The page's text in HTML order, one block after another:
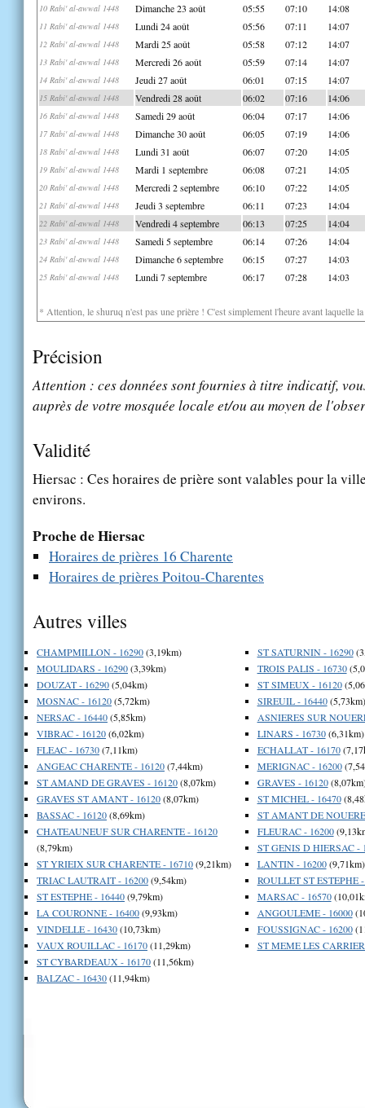
10 Rabi' al-awwal 1448 Dimanche 23 août 05:55 07:10 14:08
11 Rabi' al-awwal 1448 Lundi 24 août 05:56 07:11 14:07
12 Rabi' al-awwal 1448 Mardi 25 août 05:58 07:12 14:07
13 Rabi' al-awwal 1448 Mercredi 26 août 05:59 07:14 14:07
14 Rabi' al-awwal 1448 Jeudi 27 août 06:01 07:15 14:07
15 Rabi' al-awwal 1448 Vendredi 28 août 06:02 07:16 14:06
16 Rabi' al-awwal 1448 Samedi 29 août 06:04 07:17 14:06
17 Rabi' al-awwal 1448 Dimanche 30 août 06:05 07:19 14:06
18 Rabi' al-awwal 1448 Lundi 31 août 06:07 07:20 14:05
19 Rabi' al-awwal 1448 Mardi 1 septembre 06:08 07:21 14:05
20 Rabi' al-awwal 1448 Mercredi 2 septembre 06:10 07:22 14:05
21 Rabi' al-awwal 1448 Jeudi 3 septembre 06:11 07:23 14:04
22 Rabi' al-awwal 1448 Vendredi 4 septembre 06:13 07:25 14:04
23 Rabi' al-awwal 1448 Samedi 5 septembre 06:14 07:26 14:04
24 Rabi' al-awwal 1448 Dimanche 6 septembre 06:15 07:27 14:03
25 Rabi' al-awwal 1448 Lundi 7 septembre 06:17 07:28 14:03
* Attention, le shuruq n'est pas une prière ! C'est simplement l'heure avant laquelle
Précision
Attention : ces données sont fournies à titre indicatif,
auprès de votre mosquée locale et/ou au moyen de
Validité
Hiersac : Ces horaires de prière sont valables pour la
environs.
Proche de Hiersac
Horaires de prières 16 Charente
Horaires de prières Poitou-Charentes
Autres villes
CHAMPMILLON - 16290(3,19km)
MOULIDARS - 16290(3,39km)
DOUZAT - 16290(5,04km)
MOSNAC - 16120(5,72km)
NERSAC - 16440(5,85km)
VIBRAC - 16120(6,02km)
FLEAC - 16730(7,11km)
ANGEAC CHARENTE - 16120(7,44km)
ST AMAND DE GRAVES - 16120(8,07km)
GRAVES ST AMANT - 16120(8,07km)
BASSAC - 16120(8,69km)
CHATEAUNEUF SUR CHARENTE - 16120
(8,79km)
ST YRIEIX SUR CHARENTE - 16710(9,21km)
TRIAC LAUTRAIT - 16200(9,54km)
ST ESTEPHE - 16440(9,79km)
LA COURONNE - 16400(9,93km)
VINDELLE - 16430(10,73km)
VAUX ROUILLAC - 16170(11,29km)
ST CYBARDEAUX - 16170(11,56km)
BALZAC - 16430(11,94km)
ST SATURNIN - 16290
TROIS PALIS - 16730
ST SIMEUX - 16120
SIREUIL - 16440(5,73km)
ASNIERES SUR
LINARS - 16730(6,31km)
ECHALLAT - 16170
MERIGNAC - 16200
GRAVES - 16120
ST MICHEL - 16470
ST AMANT DE
FLEURAC - 16200
ST GENIS D HIERSAC -
LANTIN - 16200(9,71km)
ROULLET ST ESTEPHE
MARSAC - 16570
ANGOULEME - 16000
FOUSSIGNAC - 16200
ST MEME LES